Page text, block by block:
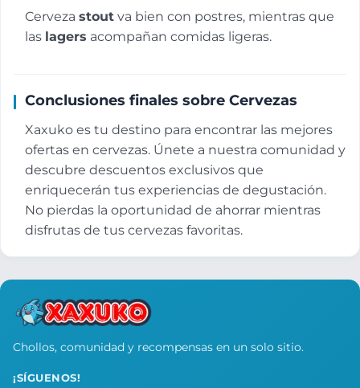
Cerveza stout va bien con postres, mientras que
las lagers acompañan comidas ligeras.
Conclusiones finales sobre Cervezas
Xaxuko es tu destino para encontrar las mejores
ofertas en cervezas. Únete a nuestra comunidad y
descubre descuentos exclusivos que
enriquecerán tus experiencias de degustación.
No pierdas la oportunidad de ahorrar mientras
disfrutas de tus cervezas favoritas.
Chollos, comunidad y recompensas en un solo sitio.
¡SÍGUENOS!